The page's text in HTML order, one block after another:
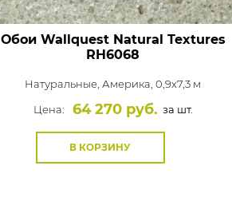
Обои Wallquest Natural Textures
RH6068
Натуральные, Америка, 0,9x7,3 м
Цена:
64 270 руб. за шт.
В КОРЗИНУ